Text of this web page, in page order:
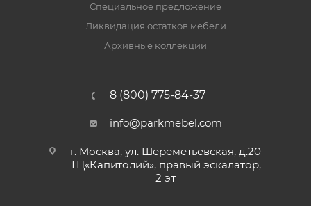
Специальное предложение
Ликвидация остатков мебели
Архивные коллекции
8 (800) 775-84-37
info@parkmebel.com
г. Москва, ул. Шереметьевская, д.20
ТЦ«Капитолий», правый эскалатор,
2 эт